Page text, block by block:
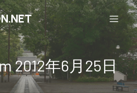
2012年6月25日